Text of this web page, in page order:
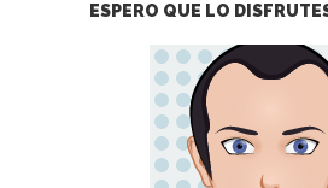
ESPERO QUE LO